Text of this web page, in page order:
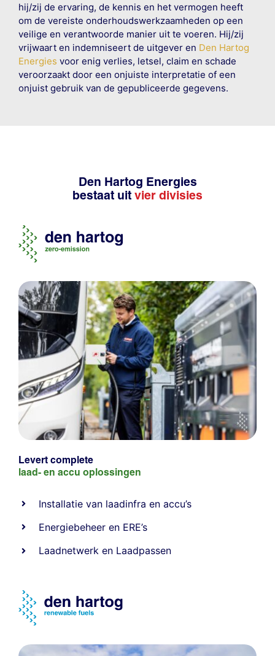
hij/zij de ervaring, de kennis en het vermogen heeft
om de vereiste onderhoudswerkzaamheden op een
veilige en verantwoorde manier uit te voeren. Hij/zij
vrijwaart en indemniseert de uitgever en Den Hartog
Energies voor enig verlies, letsel, claim en schade
veroorzaakt door een onjuiste interpretatie of een
onjuist gebruik van de gepubliceerde gegevens.
Den Hartog Energies
bestaat uit vier divisies
Levert complete
laad- en accu oplossingen
Installatie van laadinfra en accu’s
Energiebeheer en ERE’s
Laadnetwerk en Laadpassen